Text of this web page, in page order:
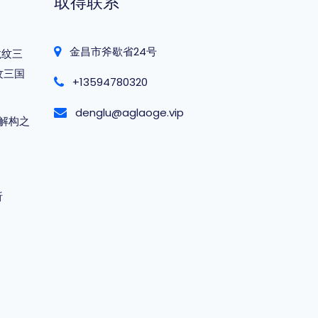
三
三国
构之
金昌市斧歇省24号
+13594780320
denglu@aglaoge.vip